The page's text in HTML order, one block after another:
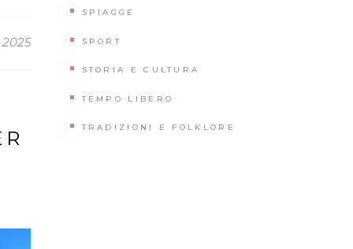
SPIAGGE
SPORT
STORIA E CULTURA
TEMPO LIBERO
TRADIZIONI E FOLKLORE